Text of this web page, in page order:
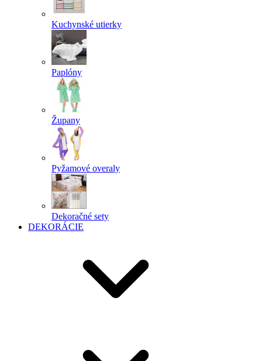
Kuchynské utierky
Paplóny
Župany
Pyžamové overaly
Dekoračné sety
DEKORÁCIE